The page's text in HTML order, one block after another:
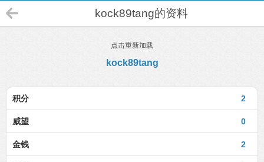
kock89tang的资料
点击重新加载
kock89tang
2
积分
0
威望
2
金钱